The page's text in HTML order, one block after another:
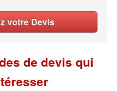
votre Devis
de devis qui